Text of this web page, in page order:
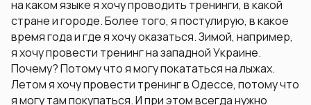
на каком языке я хочу проводить тренинги, в какой
стране и городе. Более того, я постулирую, в какое
время года и где я хочу оказаться. Зимой, например,
я хочу провести тренинг на западной Украине.
Почему? Потому что я могу покататься на лыжах.
Летом я хочу провести тренинг в Одессе, потому что
я могу там покупаться. И при этом всегда нужно